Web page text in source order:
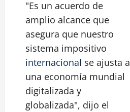
"Es un acuerdo de
amplio alcance que
asegura que nuestro
sistema impositivo
internacional se ajusta a
una economía mundial
digitalizada y
globalizada", dijo el